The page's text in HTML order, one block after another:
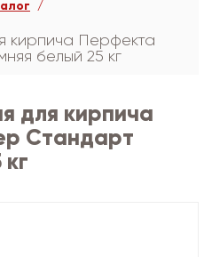
кирпича Перфекта
белый 25 кг
для кирпича
Стандарт